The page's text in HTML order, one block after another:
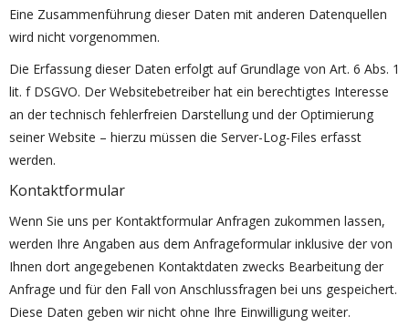
Eine Zusammenführung dieser Daten mit anderen Datenquellen
wird nicht vorgenommen.
Die Erfassung dieser Daten erfolgt auf Grundlage von Art. 6 Abs. 1
lit. f DSGVO. Der Websitebetreiber hat ein berechtigtes Interesse
an der technisch fehlerfreien Darstellung und der Optimierung
seiner Website – hierzu müssen die Server-Log-Files erfasst
werden.
Kontaktformular
Wenn Sie uns per Kontaktformular Anfragen zukommen lassen,
werden Ihre Angaben aus dem Anfrageformular inklusive der von
Ihnen dort angegebenen Kontaktdaten zwecks Bearbeitung der
Anfrage und für den Fall von Anschlussfragen bei uns gespeichert.
Diese Daten geben wir nicht ohne Ihre Einwilligung weiter.